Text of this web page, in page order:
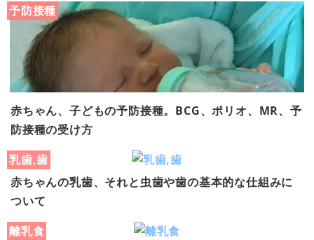
予防接種
赤ちゃん、子どもの予防接種。BCG、ポリオ、MR、予
防接種の受け方
乳歯,歯
赤ちゃんの乳歯、それと虫歯や歯の基本的な仕組みに
ついて
離乳食